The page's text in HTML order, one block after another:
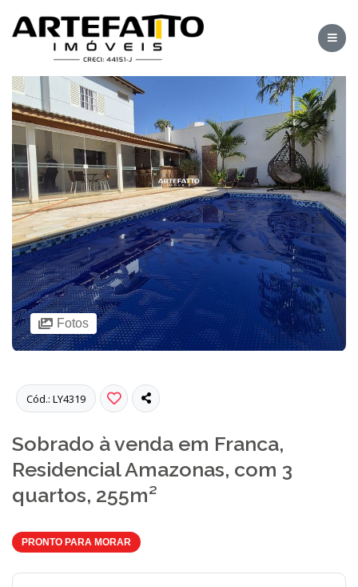
Fotos
Cód.: LY4319
Sobrado à venda em Franca,
Residencial Amazonas, com 3
quartos, 255m²
PRONTO PARA MORAR